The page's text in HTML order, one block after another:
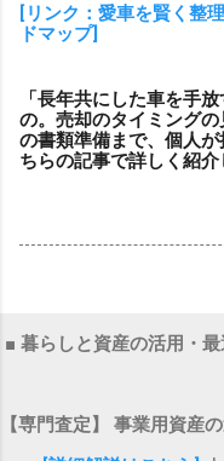
[リンク：愛車を賢く整
ドマップ]
「長年共にした車を手
の。売却のタイミング
の書類準備まで、個人
ちらの記事で詳しく紹介
■ 暮らしと資産の活用・
【専門査定】 事業用資産